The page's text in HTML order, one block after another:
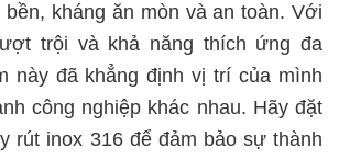
kháng ăn mòn và an toàn. Với
trội và khả năng thích ứng đa
này đã khẳng định vị trí của mình
công nghiệp khác nhau. Hãy đặt
rút inox 316 để đảm bảo sự thành